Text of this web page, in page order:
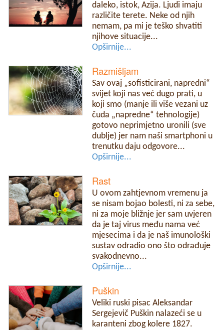
daleko, istok, Azija. Ljudi imaju
različite terete. Neke od njih
nemam, pa mi je teško shvatiti
njihove situacije...
Opširnije...
Razmišljam
Sav ovaj „sofisticirani, napredni“
svijet koji nas već dugo prati, u
koji smo (manje ili više vezani uz
čuda „napredne“ tehnologije)
gotovo neprimjetno uronili (sve
dublje) jer nam naši smartphoni u
trenutku daju odgovore...
Opširnije...
Rast
U ovom zahtjevnom vremenu ja
se nisam bojao bolesti, ni za sebe,
ni za moje bližnje jer sam uvjeren
da je taj virus među nama već
mjesecima i da je naš imunološki
sustav odradio ono što odrađuje
svakodnevno...
Opširnije...
Puškin
Veliki ruski pisac Aleksandar
Sergejevič Puškin nalazeći se u
karanteni zbog kolere 1827.